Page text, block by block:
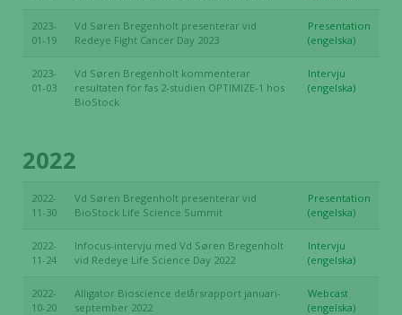
2023-
01-19
Vd Søren Bregenholt presenterar vid
Redeye Fight Cancer Day 2023
Presentation
(engelska)
2023-
01-03
Vd Søren Bregenholt kommenterar
resultaten för fas 2-studien OPTIMIZE-1 hos
BioStock
Intervju
(engelska)
2022
2022-
11-30
Vd Søren Bregenholt presenterar vid
BioStock Life Science Summit
Presentation
(engelska)
2022-
11-24
Infocus-intervju med Vd Søren Bregenholt
vid Redeye Life Science Day 2022
Intervju
(engelska)
2022-
10-20
Alligator Bioscience delårsrapport januari-
september 2022
Webcast
(engelska)